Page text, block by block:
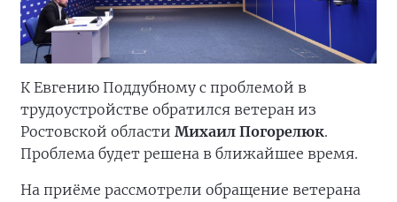
К Евгению Поддубному с проблемой в
трудоустройстве обратился ветеран из
Ростовской области Михаил Погорелюк.
Проблема будет решена в ближайшее время.
На приёме рассмотрели обращение ветерана